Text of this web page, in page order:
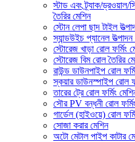
স্টাড এবং ট্র্যাক/ড্রওয়াল/
তৈরির মেশিন
স্টোন লেপা ছাদ টাইল
স্যান্ডউইচ প্যানেল
স্টোরেজ খাড়া রোল ফর্মিং
স্টোরেজ বিম রোল তৈরির
রাউন্ড ডাউনপাইপ রোল
স্কয়ার ডাউনস্পাইপ রোল
তারের ট্রে রোল ফর্মিং
সৌর PV বন্ধনী রোল
গার্ডেল (হাইওয়ে) রোল
সোজা করার মেশিন
অটো মেটাল পাইপ কাটার